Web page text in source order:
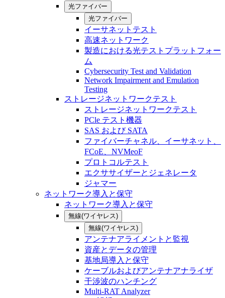
光ファイバー
光ファイバー
イーサネットテスト
高速ネットワーク
製造における光テストプラットフォー
ム
Cybersecurity Test and Validation
Network Impairment and Emulation
Testing
ストレージネットワークテスト
ストレージネットワークテスト
PCle テスト機器
SAS および SATA
ファイバーチャネル、イーサネット、
FCoE、NVMeoF
プロトコルテスト
エクササイザーとジェネレータ
ジャマー
ネットワーク導入と保守
ネットワーク導入と保守
無線(ワイヤレス)
無線(ワイヤレス)
アンテナアライメントと監視
資産とデータの管理
基地局導入と保守
ケーブルおよびアンテナアナライザ
干渉波のハンチング
Multi-RAT Analyzer